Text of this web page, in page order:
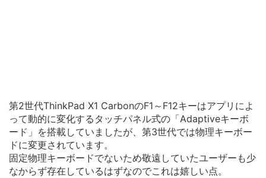
第2世代ThinkPad X1 CarbonのF1～F12キーはアプリによ
って動的に変化するタッチパネル式の「Adaptiveキーボ
ード」を搭載していましたが、第3世代では物理キーボー
ドに変更されています。
固定物理キーボードでないため敬遠していたユーザーも少
なからず存在しているはずなのでこれは嬉しい点。